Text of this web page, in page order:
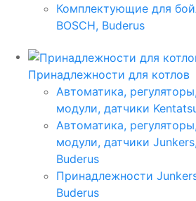
Комплектующие для
BOSCH, Buderus
Принадлежности для котлов
Автоматика,
модули, датчики
Автоматика,
модули, датчики
Buderus
Принадлежности
Buderus